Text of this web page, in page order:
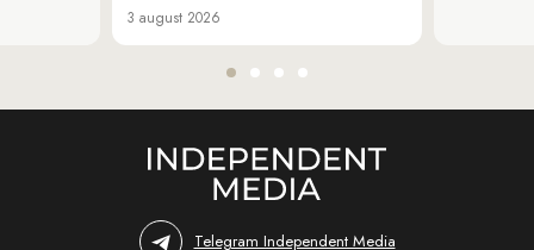
3 august 2026
Telegram Independent Media